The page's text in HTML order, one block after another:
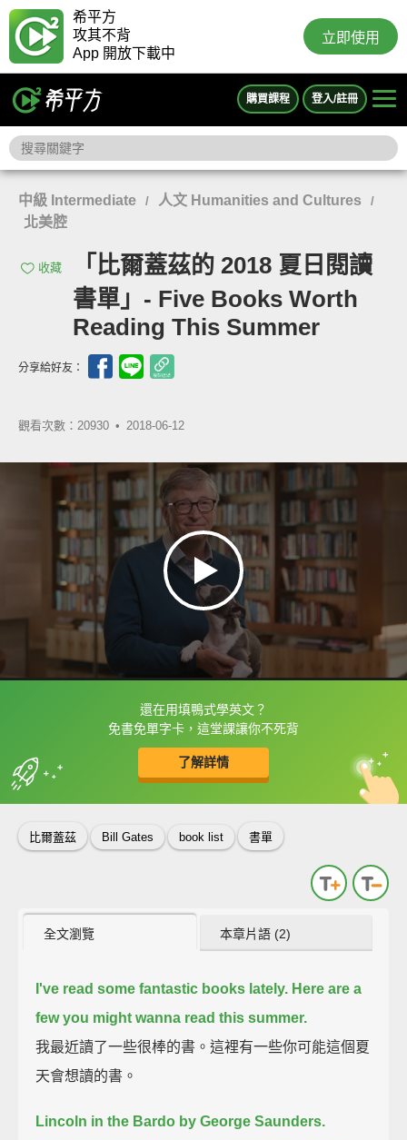
希平方
攻其不背
App 開放下載中
立即使用
購買課程 登入/註冊
中級 Intermediate / 人文 Humanities and Cultures /
北美腔
收藏
「比爾蓋茲的 2018 夏日閱讀
書單」- Five Books Worth
Reading This Summer
分享給好友：
觀看次數：20930 • 2018-06-12
還在用填鴨式學英文？
免書免單字卡，這堂課讓你不死背
了解詳情
框選或點兩下字幕可以直接查字典喔！
收錄佳句 中
英
比爾蓋茲 Bill Gates book list 書單
全文瀏覽 本章片語 (2)
I've read some fantastic books lately. Here are a
few you might wanna read this summer.
我最近讀了一些很棒的書。這裡有一些你可能這個夏
天會想讀的書。
Lincoln in the Bardo by George Saunders.